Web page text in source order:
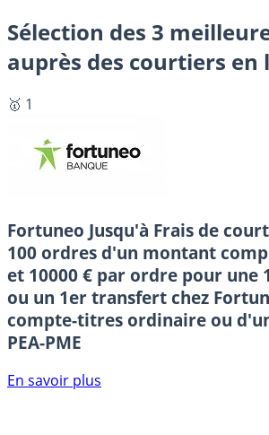
Sélection des 3
auprès des courtiers en
🥇 1
Fortuneo Jusqu'à Frais de
100 ordres d'un montant
et 10000 € par ordre pour une
ou un 1er transfert chez
compte-titres ordinaire ou
PEA-PME
En savoir plus